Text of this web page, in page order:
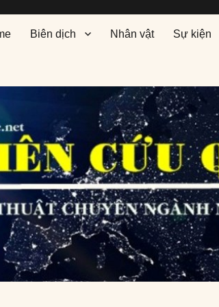
Biên dịch Nhân vật Sự kiện